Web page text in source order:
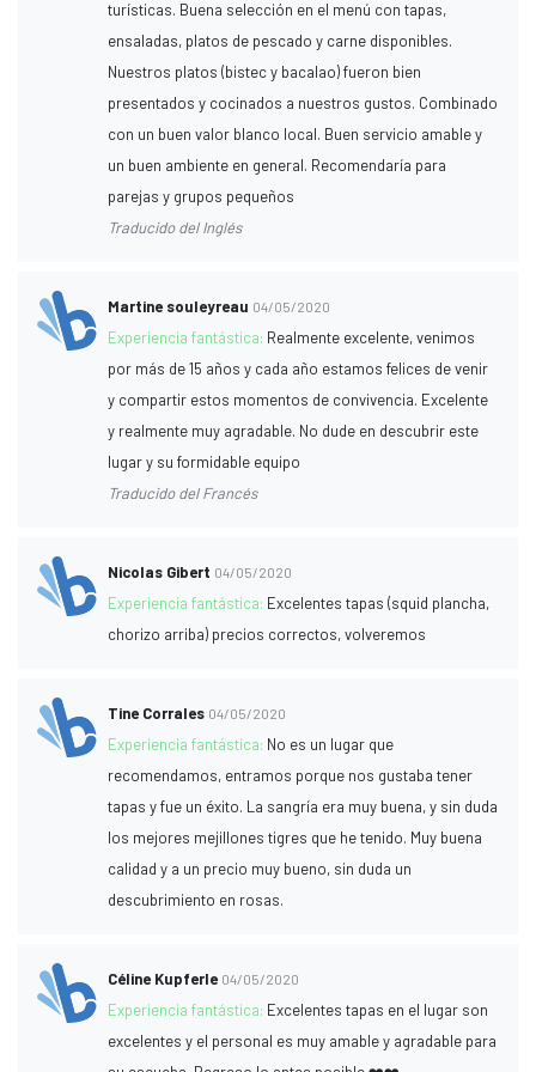
turísticas. Buena selección en el menú con tapas,
ensaladas, platos de pescado y carne disponibles.
Nuestros platos (bistec y bacalao) fueron bien
presentados y cocinados a nuestros gustos. Combinado
con un buen valor blanco local. Buen servicio amable y
un buen ambiente en general. Recomendaría para
parejas y grupos pequeños
Traducido del Inglés
Martine souleyreau 04/05/2020
Experiencia fantástica: Realmente excelente, venimos
por más de 15 años y cada año estamos felices de venir
y compartir estos momentos de convivencia. Excelente
y realmente muy agradable. No dude en descubrir este
lugar y su formidable equipo
Traducido del Francés
Nicolas Gibert 04/05/2020
Experiencia fantástica: Excelentes tapas (squid plancha,
chorizo ​​arriba) precios correctos, volveremos
Tine Corrales 04/05/2020
Experiencia fantástica: No es un lugar que
recomendamos, entramos porque nos gustaba tener
tapas y fue un éxito. La sangría era muy buena, y sin duda
los mejores mejillones tigres que he tenido. Muy buena
calidad y a un precio muy bueno, sin duda un
descubrimiento en rosas.
Céline Kupferle 04/05/2020
Experiencia fantástica: Excelentes tapas en el lugar son
excelentes y el personal es muy amable y agradable para